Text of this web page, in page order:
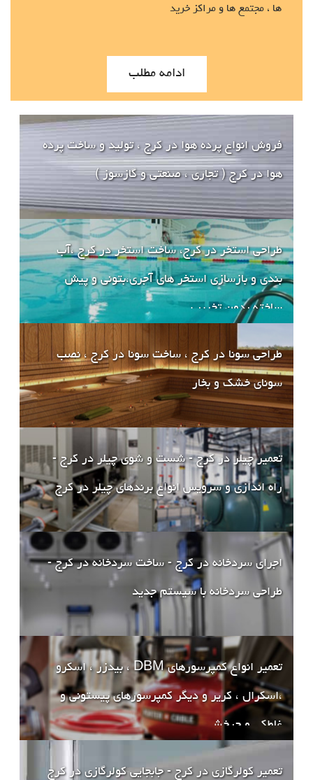
ها ، مجتمع ها و مراکز خرید
ادامه مطلب
فروش انواع پرده هوا در کرج ، تولید و ساخت پرده
هوا در کرج ( تجاری ، صنعتی و گازسوز )
طراحی استخر در کرج، ساخت استخر در کرج ،آب
بندی و بازسازی استخر های آجری،بتونی و پیش
ساخته بدون تخریب
طراحی سونا در کرج ، ساخت سونا در کرج ، نصب
سونای خشک و بخار
تعمیر چیلر در کرج - شست و شوی چیلر در کرج -
راه اندازی و سرویس انواع برندهای چیلر در کرج
اجرای سردخانه در کرج - ساخت سردخانه در کرج -
طراحی سردخانه با سیستم جدید
تعمیر انواع کمپرسورهای DBM ، بیدزر ، اسکرو
،اسکرال ، کریر و دیگر کمپرسورهای پیستونی و
غلطکی و چرخشی
تعمیر کولرگازی در کرج - جابجایی کولرگازی در کرج